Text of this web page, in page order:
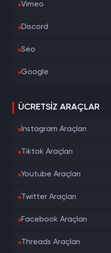
Vimeo
Discord
Seo
Google
ÜCRETSIZ ARAÇLAR
İnstagram Araçları
Tiktok Araçları
Youtube Araçları
Twitter Araçları
Facebook Araçları
Threads Araçları